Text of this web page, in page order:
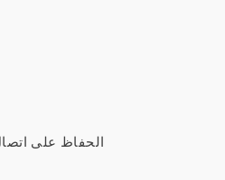
الحفاظ على